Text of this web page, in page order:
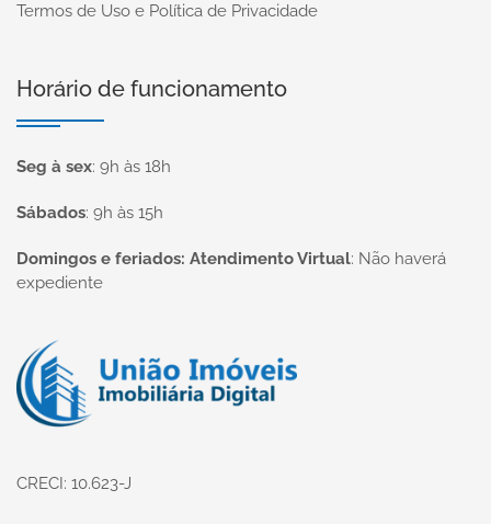
Termos de Uso e Política de Privacidade
Horário de funcionamento
Seg à sex: 9h às 18h
Sábados: 9h às 15h
Domingos e feriados: Atendimento Virtual: Não haverá
expediente
Página inicial
CRECI: 10.623-J